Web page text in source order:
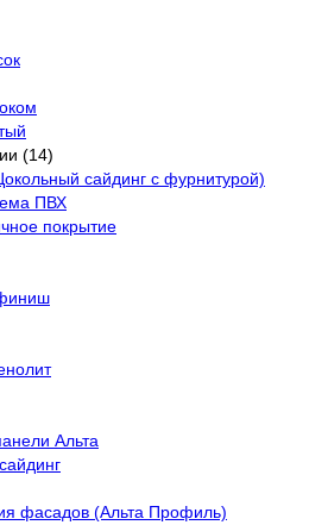
(14)
сайдинг с фурнитурой)
ПВХ
покрытие
Альта
фасадов (Альта Профиль)